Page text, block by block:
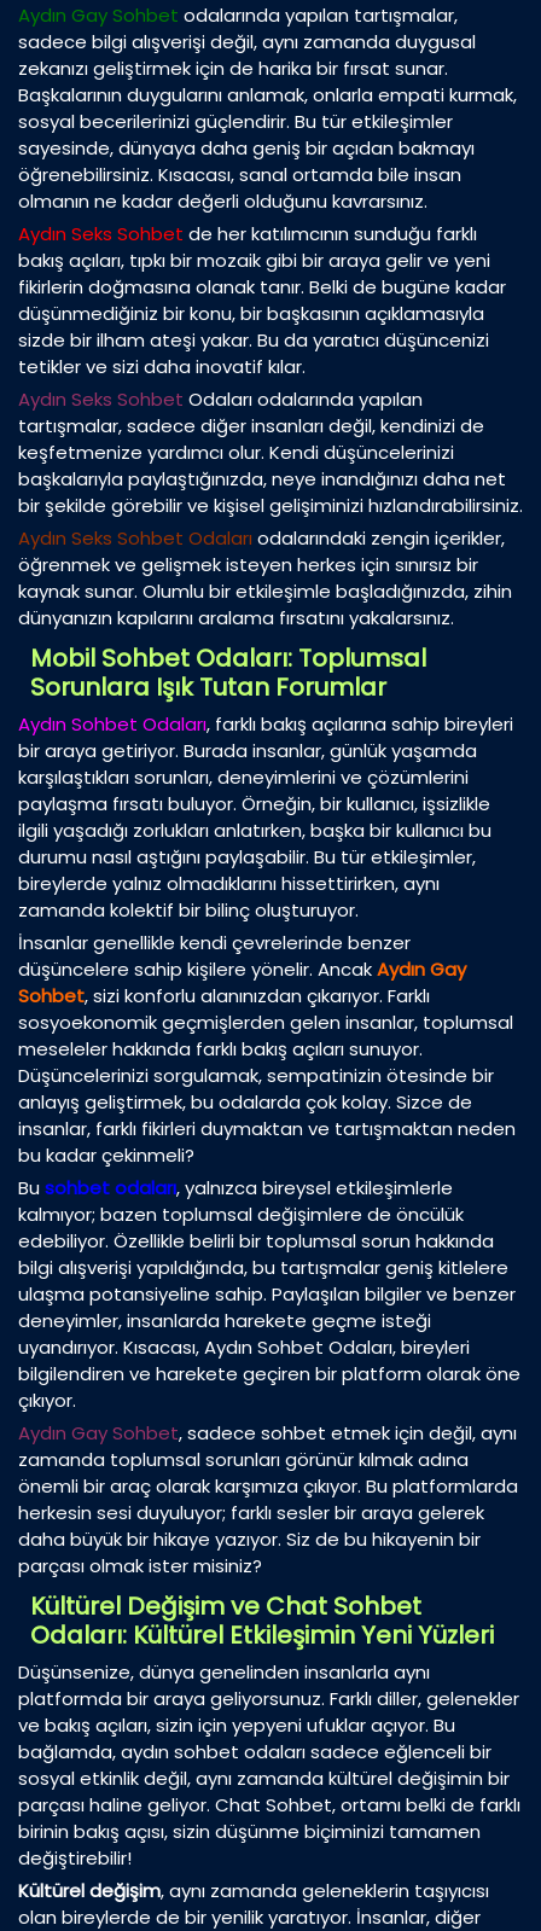
Aydın Gay Sohbet odalarında yapılan tartışmalar,
sadece bilgi alışverişi değil, aynı zamanda duygusal
zekanızı geliştirmek için de harika bir fırsat sunar.
Başkalarının duygularını anlamak, onlarla empati kurmak,
sosyal becerilerinizi güçlendirir. Bu tür etkileşimler
sayesinde, dünyaya daha geniş bir açıdan bakmayı
öğrenebilirsiniz. Kısacası, sanal ortamda bile insan
olmanın ne kadar değerli olduğunu kavrarsınız.
Aydın Seks Sohbet de her katılımcının sunduğu farklı
bakış açıları, tıpkı bir mozaik gibi bir araya gelir ve yeni
fikirlerin doğmasına olanak tanır. Belki de bugüne kadar
düşünmediğiniz bir konu, bir başkasının açıklamasıyla
sizde bir ilham ateşi yakar. Bu da yaratıcı düşüncenizi
tetikler ve sizi daha inovatif kılar.
Aydın Seks Sohbet Odaları odalarında yapılan
tartışmalar, sadece diğer insanları değil, kendinizi de
keşfetmenize yardımcı olur. Kendi düşüncelerinizi
başkalarıyla paylaştığınızda, neye inandığınızı daha net
bir şekilde görebilir ve kişisel gelişiminizi hızlandırabilirsiniz.
Aydın Seks Sohbet Odaları odalarındaki zengin içerikler,
öğrenmek ve gelişmek isteyen herkes için sınırsız bir
kaynak sunar. Olumlu bir etkileşimle başladığınızda, zihin
dünyanızın kapılarını aralama fırsatını yakalarsınız.
Mobil Sohbet Odaları: Toplumsal
Sorunlara Işık Tutan Forumlar
Aydın Sohbet Odaları, farklı bakış açılarına sahip bireyleri
bir araya getiriyor. Burada insanlar, günlük yaşamda
karşılaştıkları sorunları, deneyimlerini ve çözümlerini
paylaşma fırsatı buluyor. Örneğin, bir kullanıcı, işsizlikle
ilgili yaşadığı zorlukları anlatırken, başka bir kullanıcı bu
durumu nasıl aştığını paylaşabilir. Bu tür etkileşimler,
bireylerde yalnız olmadıklarını hissettirirken, aynı
zamanda kolektif bir bilinç oluşturuyor.
İnsanlar genellikle kendi çevrelerinde benzer
düşüncelere sahip kişilere yönelir. AncakAydın Gay
Sohbet, sizi konforlu alanınızdan çıkarıyor. Farklı
sosyoekonomik geçmişlerden gelen insanlar, toplumsal
meseleler hakkında farklı bakış açıları sunuyor.
Düşüncelerinizi sorgulamak, sempatinizin ötesinde bir
anlayış geliştirmek, bu odalarda çok kolay. Sizce de
insanlar, farklı fikirleri duymaktan ve tartışmaktan neden
bu kadar çekinmeli?
Busohbet odaları, yalnızca bireysel etkileşimlerle
kalmıyor; bazen toplumsal değişimlere de öncülük
edebiliyor. Özellikle belirli bir toplumsal sorun hakkında
bilgi alışverişi yapıldığında, bu tartışmalar geniş kitlelere
ulaşma potansiyeline sahip. Paylaşılan bilgiler ve benzer
deneyimler, insanlarda harekete geçme isteği
uyandırıyor. Kısacası, Aydın Sohbet Odaları, bireyleri
bilgilendiren ve harekete geçiren bir platform olarak öne
çıkıyor.
Aydın Gay Sohbet, sadece sohbet etmek için değil, aynı
zamanda toplumsal sorunları görünür kılmak adına
önemli bir araç olarak karşımıza çıkıyor. Bu platformlarda
herkesin sesi duyuluyor; farklı sesler bir araya gelerek
daha büyük bir hikaye yazıyor. Siz de bu hikayenin bir
parçası olmak ister misiniz?
Kültürel Değişim ve Chat Sohbet
Odaları: Kültürel Etkileşimin Yeni Yüzleri
Düşünsenize, dünya genelinden insanlarla aynı
platformda bir araya geliyorsunuz. Farklı diller, gelenekler
ve bakış açıları, sizin için yepyeni ufuklar açıyor. Bu
bağlamda, aydın sohbet odaları sadece eğlenceli bir
sosyal etkinlik değil, aynı zamanda kültürel değişimin bir
parçası haline geliyor. Chat Sohbet, ortamı belki de farklı
birinin bakış açısı, sizin düşünme biçiminizi tamamen
değiştirebilir!
Kültürel değişim, aynı zamanda geleneklerin taşıyıcısı
olan bireylerde de bir yenilik yaratıyor. İnsanlar, diğer